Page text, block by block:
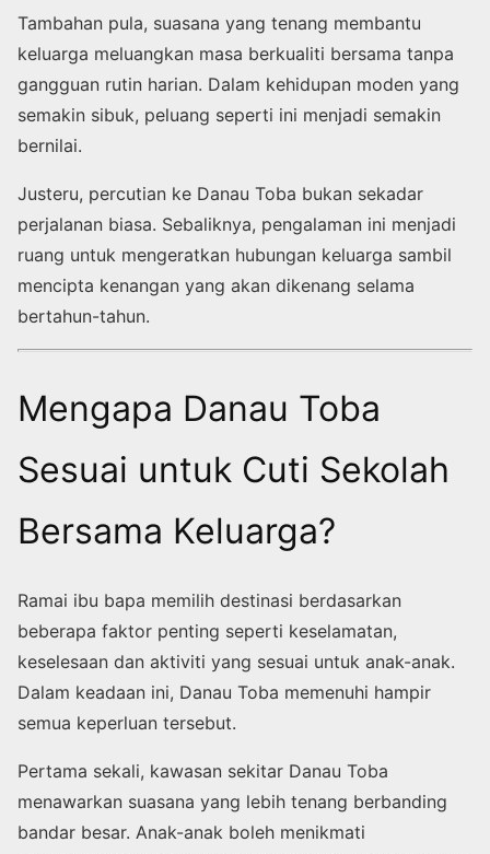
Tambahan pula, suasana yang tenang membantu
keluarga meluangkan masa berkualiti bersama tanpa
gangguan rutin harian. Dalam kehidupan moden yang
semakin sibuk, peluang seperti ini menjadi semakin
bernilai.
Justeru, percutian ke Danau Toba bukan sekadar
perjalanan biasa. Sebaliknya, pengalaman ini menjadi
ruang untuk mengeratkan hubungan keluarga sambil
mencipta kenangan yang akan dikenang selama
bertahun-tahun.
Mengapa Danau Toba
Sesuai untuk Cuti Sekolah
Bersama Keluarga?
Ramai ibu bapa memilih destinasi berdasarkan
beberapa faktor penting seperti keselamatan,
keselesaan dan aktiviti yang sesuai untuk anak-anak.
Dalam keadaan ini, Danau Toba memenuhi hampir
semua keperluan tersebut.
Pertama sekali, kawasan sekitar Danau Toba
menawarkan suasana yang lebih tenang berbanding
bandar besar. Anak-anak boleh menikmati